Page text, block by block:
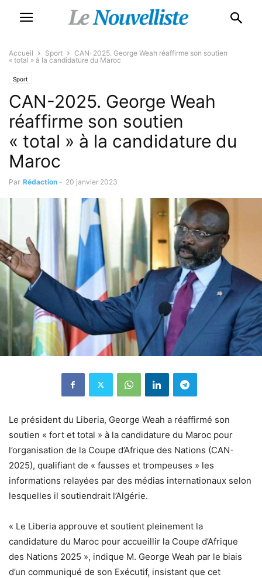
Accueil Sport
CAN-2025. George Weah réaffirme son soutien
« total » à la candidature du Maroc
Sport
CAN-2025. George Weah
réaffirme son soutien
« total » à la candidature du
Maroc
Par Rédaction - 20 janvier 2023
Le président du Liberia, George Weah a réaffirmé son
soutien « fort et total » à la candidature du Maroc pour
l’organisation de la Coupe d’Afrique des Nations (CAN-
2025), qualifiant de « fausses et trompeuses » les
informations relayées par des médias internationaux selon
lesquelles il soutiendrait l’Algérie.
« Le Liberia approuve et soutient pleinement la
candidature du Maroc pour accueillir la Coupe d’Afrique
des Nations 2025 », indique M. George Weah par le biais
d’un communiqué de son Exécutif, insistant que cet